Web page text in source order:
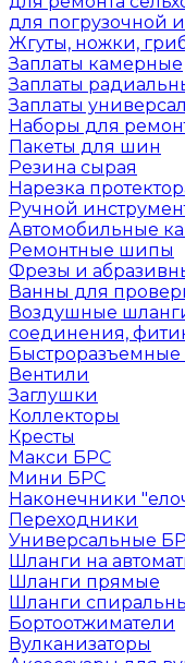
для погрузочной
Жгуты, ножки,
Заплаты камерные
Заплаты
Заплаты
Наборы для
Пакеты для шин
Резина сырая
Нарезка
Ручной
Автомобильные
Ремонтные шипы
Фрезы и
Ванны для
Воздушные
соединения,
Вентили
Заглушки
Коллекторы
Кресты
Макси БРС
Мини БРС
Наконечники
Переходники
Универсальные
Шланги на
Шланги прямые
Шланги
Бортоотжиматели
Вулканизаторы